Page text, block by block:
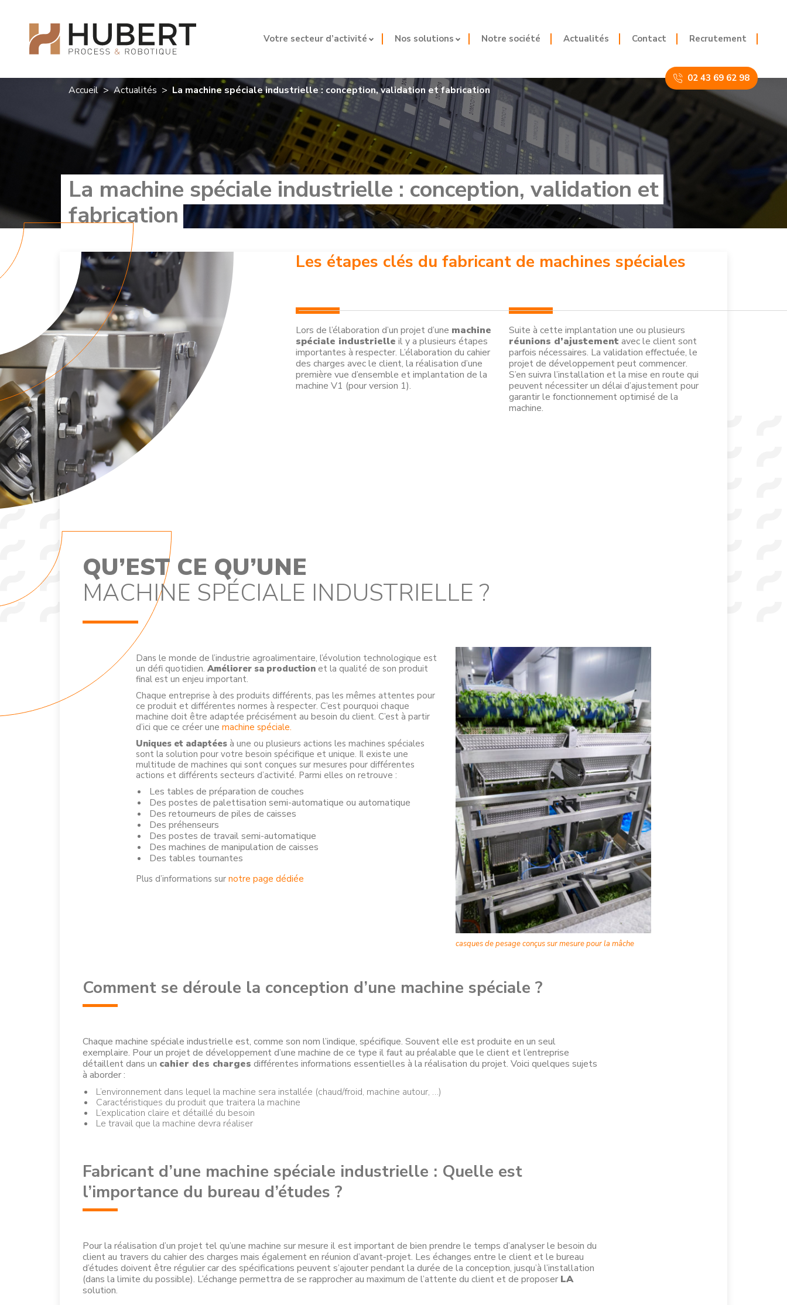
02 43 69 62 98
Votre secteur d’activité Nos solutions Notre société Actualités Contact Recrutement
Accueil>Actualités > La machine spéciale industrielle : conception, validation et fabrication
La machine spéciale industrielle : conception, validation et
fabrication
Les étapes clés du fabricant de machines spéciales
Lors de l’élaboration d’un projet d’une machine
spéciale industrielle il y a plusieurs étapes
importantes à respecter. L’élaboration du cahier
des charges avec le client, la réalisation d’une
première vue d’ensemble et implantation de la
machine V1 (pour version 1).
Suite à cette implantation une ou plusieurs
réunions d’ajustement avec le client sont
parfois nécessaires. La validation effectuée, le
projet de développement peut commencer.
S’en suivra l’installation et la mise en route qui
peuvent nécessiter un délai d’ajustement pour
garantir le fonctionnement optimisé de la
machine.
QU’EST CE QU’UNE
MACHINE SPÉCIALE INDUSTRIELLE ?
Dans le monde de l’industrie agroalimentaire, l’évolution technologique est
un défi quotidien. Améliorer sa production et la qualité de son produit
final est un enjeu important.
Chaque entreprise à des produits différents, pas les mêmes attentes pour
ce produit et différentes normes à respecter. C’est pourquoi chaque
machine doit être adaptée précisément au besoin du client. C’est à partir
d’ici que ce créer une machine spéciale.
Uniques et adaptées à une ou plusieurs actions les machines spéciales
sont la solution pour votre besoin spécifique et unique. Il existe une
multitude de machines qui sont conçues sur mesures pour différentes
actions et différents secteurs d’activité. Parmi elles on retrouve :
Les tables de préparation de couches
Des postes de palettisation semi-automatique ou automatique
Des retourneurs de piles de caisses
Des préhenseurs
Des postes de travail semi-automatique
Des machines de manipulation de caisses
Des tables tournantes
Plus d’informations sur notre page dédiée
casques de pesage conçus sur mesure pour la mâche
Comment se déroule la conception d’une machine spéciale ?
Chaque machine spéciale industrielle est, comme son nom l’indique, spécifique. Souvent elle est produite en un seul
exemplaire. Pour un projet de développement d’une machine de ce type il faut au préalable que le client et l’entreprise
détaillent dans un cahier des charges différentes informations essentielles à la réalisation du projet. Voici quelques sujets
à aborder :
L’environnement dans lequel la machine sera installée (chaud/froid, machine autour, …)
Caractéristiques du produit que traitera la machine
L’explication claire et détaillé du besoin
Le travail que la machine devra réaliser
Fabricant d’une machine spéciale industrielle : Quelle est
l’importance du bureau d’études ?
Pour la réalisation d’un projet tel qu’une machine sur mesure il est important de bien prendre le temps d’analyser le besoin du
client au travers du cahier des charges mais également en réunion d’avant-projet. Les échanges entre le client et le bureau
d’études doivent être régulier car des spécifications peuvent s’ajouter pendant la durée de la conception, jusqu’à l’installation
(dans la limite du possible). L’échange permettra de se rapprocher au maximum de l’attente du client et de proposer LA
solution.